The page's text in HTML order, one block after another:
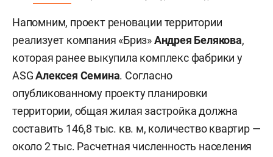
Напомним, проект реновации территории
реализует компания «Бриз»Андрея Белякова,
которая ранее выкупила комплекс фабрики у
ASGАлексея Семина. Согласно
опубликованному проекту планировки
территории, общая жилая застройка должна
составить 146,8 тыс. кв. м, количество квартир —
около 2 тыс. Расчетная численность населения